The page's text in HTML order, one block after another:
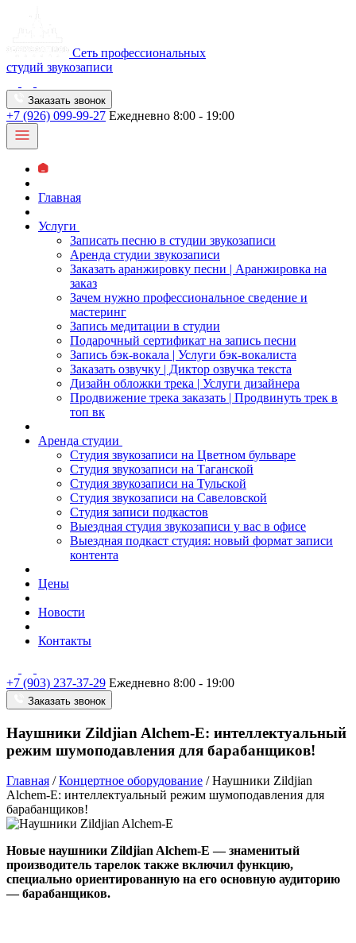
Сеть профессиональных
студий звукозаписи
Заказать звонок
+7 (926) 099-99-27 Ежедневно 8:00 - 19:00
Главная
Услуги
Записать песню в студии звукозаписи
Аренда студии звукозаписи
Заказать аранжировку песни | Аранжировка на
заказ
Зачем нужно профессиональное сведение и
мастеринг
Запись медитации в студии
Подарочный сертификат на запись песни
Запись бэк-вокала | Услуги бэк-вокалиста
Заказать озвучку | Диктор озвучка текста
Дизайн обложки трека | Услуги дизайнера
Продвижение трека заказать | Продвинуть трек в
топ вк
Аренда студии
Студия звукозаписи на Цветном бульваре
Студия звукозаписи на Таганской
Студия звукозаписи на Тульской
Студия звукозаписи на Савеловской
Студия записи подкастов
Выездная студия звукозаписи у вас в офисе
Выездная подкаст студия: новый формат записи
контента
Цены
Новости
Контакты
+7 (903) 237-37-29 Ежедневно 8:00 - 19:00
Заказать звонок
Наушники Zildjian Alchem-E: интеллектуальный
режим шумоподавления для барабанщиков!
Главная /Концертное оборудование /Наушники Zildjian
Alchem-E: интеллектуальный режим шумоподавления для
барабанщиков!
Новые наушники Zildjian Alchem-E — знаменитый
производитель тарелок также включил функцию,
специально ориентированную на его основную аудиторию
— барабанщиков.